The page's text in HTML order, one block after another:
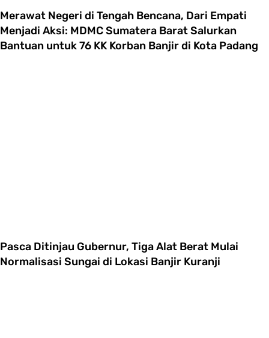
Merawat Negeri di Tengah Bencana, Dari Empati
Menjadi Aksi: MDMC Sumatera Barat Salurkan
Bantuan untuk 76 KK Korban Banjir di Kota Padang
Pasca Ditinjau Gubernur, Tiga Alat Berat Mulai
Normalisasi Sungai di Lokasi Banjir Kuranji